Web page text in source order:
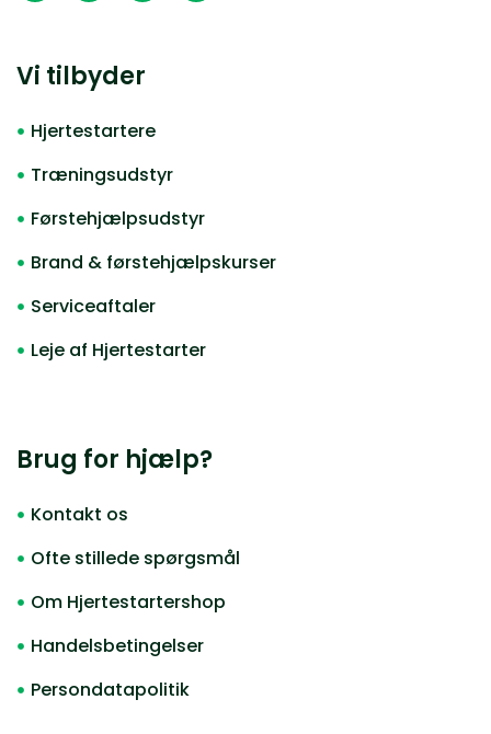
Vi tilbyder
Hjertestartere
Træningsudstyr
Førstehjælpsudstyr
Brand & førstehjælpskurser
Serviceaftaler
Leje af Hjertestarter
Brug for hjælp?
Kontakt os
Ofte stillede spørgsmål
Om Hjertestartershop
Handelsbetingelser
Persondatapolitik